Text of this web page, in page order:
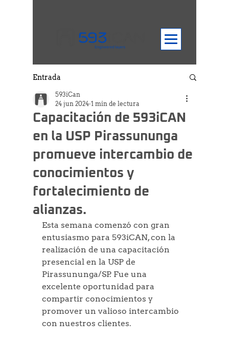
Entrada
Capacitación de 593iCAN
en la USP Pirassununga
promueve intercambio de
conocimientos y
fortalecimiento de
alianzas.
593iCan
24 jun 2024 1 min de lectura
Esta semana comenzó con gran
entusiasmo para 593iCAN, con la
realización de una capacitación
presencial en la USP de
Pirassununga/SP. Fue una
excelente oportunidad para
compartir conocimientos y
promover un valioso intercambio
con nuestros clientes.